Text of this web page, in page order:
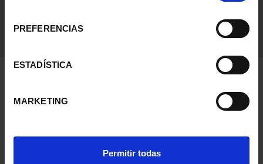
PREFERENCIAS
ESTADÍSTICA
MARKETING
Permitir todas